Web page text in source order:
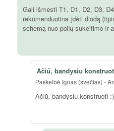
Gali išmesti T1, D1, D2, D3,
rekomenduotina įdėti diodą
schemą nuo polių sukeitimo ir
Ačiū, bandysiu
Paskelbė Ignas (svečias) -
Ačiū, bandysiu konstruoti :)